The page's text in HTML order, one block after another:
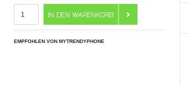
EMPFOHLEN VON MYTRENDYPHONE